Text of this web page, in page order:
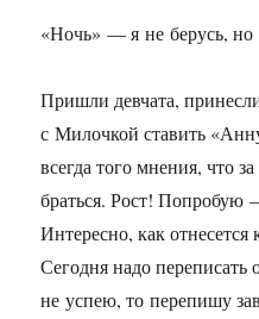
«Ночь» — я не берусь, но
Пришли девчата,
с Милочкой ставить
всегда того мнения, что
браться. Рост! Попробую
Интересно, как
Сегодня надо переписать
не успею, то перепишу